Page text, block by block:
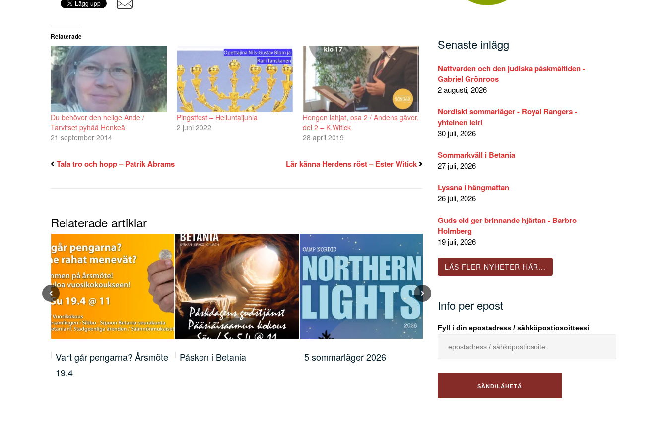
volymen.
Relaterade
Du behöver den helige Ande /
Tarvitset pyhää Henkeä
21 september 2014
Pingstfest – Helluntaijuhla
2 juni 2022
Hengen lahjat, osa 2 / Andens gåvor,
del 2 – K.Witick
28 april 2019
Tala tro och hopp – Patrik Abrams Lär känna Herdens röst – Ester Witick
Relaterade artiklar
Påsken i Betania 5 sommarläger 2026 KvinnoBrunch 21.3!
“Sabina”
Senaste inlägg
Nattvarden och den judiska påskmåltiden -
Gabriel Grönroos
2 augusti, 2026
Nordiskt sommarläger - Royal Rangers -
yhteinen leiri
30 juli, 2026
Sommarkväll i Betania
27 juli, 2026
Lyssna i hängmattan
26 juli, 2026
Guds eld ger brinnande hjärtan - Barbro
Holmberg
19 juli, 2026
LÄS FLER NYHETER HÄR...
Info per epost
Fyll i din epostadress / sähköpostiosoitteesi